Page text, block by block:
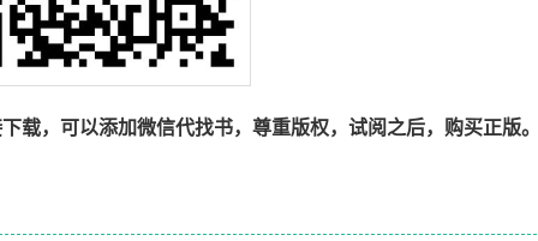
载，可以添加微信代找书，尊重版权，试阅之后，购买正版